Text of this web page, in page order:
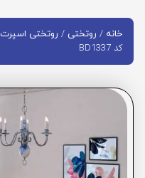
خانه / روتختی / روتختی اسپرت
کد BD1337